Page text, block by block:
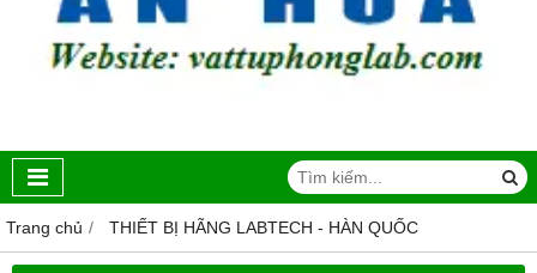
Trang chủ THIẾT BỊ HÃNG LABTECH - HÀN QUỐC